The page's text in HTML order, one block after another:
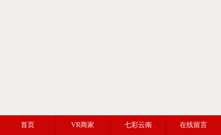
首页 VR商家 七彩云南 在线留言